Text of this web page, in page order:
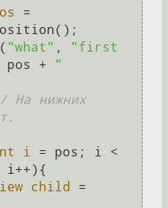
=
"what" ,
"first
pos +
"
На нижних
i = pos; i <
i++){
child
=